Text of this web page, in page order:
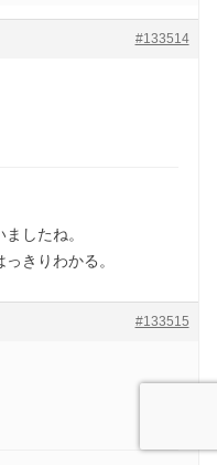
#133514
したね。
きりわかる。
#133515